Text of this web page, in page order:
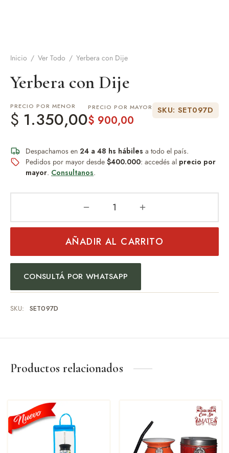
Inicio / Ver Todo / Yerbera con Dije
Yerbera con Dije
SKU: SET097D
PRECIO POR MENOR
$ 1.350,00
PRECIO POR MAYOR
$ 900,00
Despachamos en 24 a 48 hs hábiles a todo el país.
Pedidos por mayor desde $400.000: accedés al precio por
mayor. Consultanos.
AÑADIR AL CARRITO
CONSULTÁ POR WHATSAPP
SKU: SET097D
Productos relacionados
y accesorios